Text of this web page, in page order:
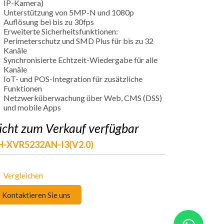
IP-Kamera)
Unterstützung von 5MP-N und 1080p
Auflösung bei bis zu 30fps
Erweiterte Sicherheitsfunktionen:
Perimeterschutz und SMD Plus für bis zu 32
Kanäle
Synchronisierte Echtzeit-Wiedergabe für alle
Kanäle
IoT- und POS-Integration für zusätzliche
Funktionen
Netzwerküberwachung über Web, CMS (DSS)
und mobile Apps
zum Verkauf verfügbar
XVR5232AN-I3(V2.0)
Vergleichen
Kontaktieren Sie uns